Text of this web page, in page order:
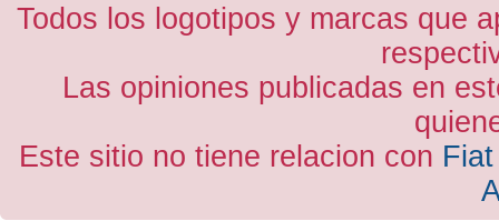
Todos los logotipos y marcas que
Las opiniones publicadas en
Este sitio no tiene relacion con